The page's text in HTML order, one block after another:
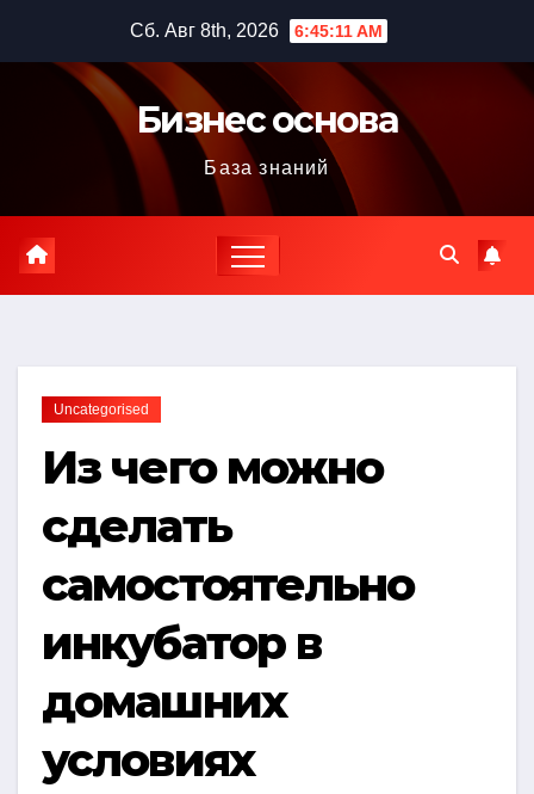
содержимому
Сб. Авг 8th, 2026 6:45:12 AM
Бизнес основа
База знаний
Uncategorised
Из чего можно
сделать
самостоятельно
инкубатор в
домашних
условиях